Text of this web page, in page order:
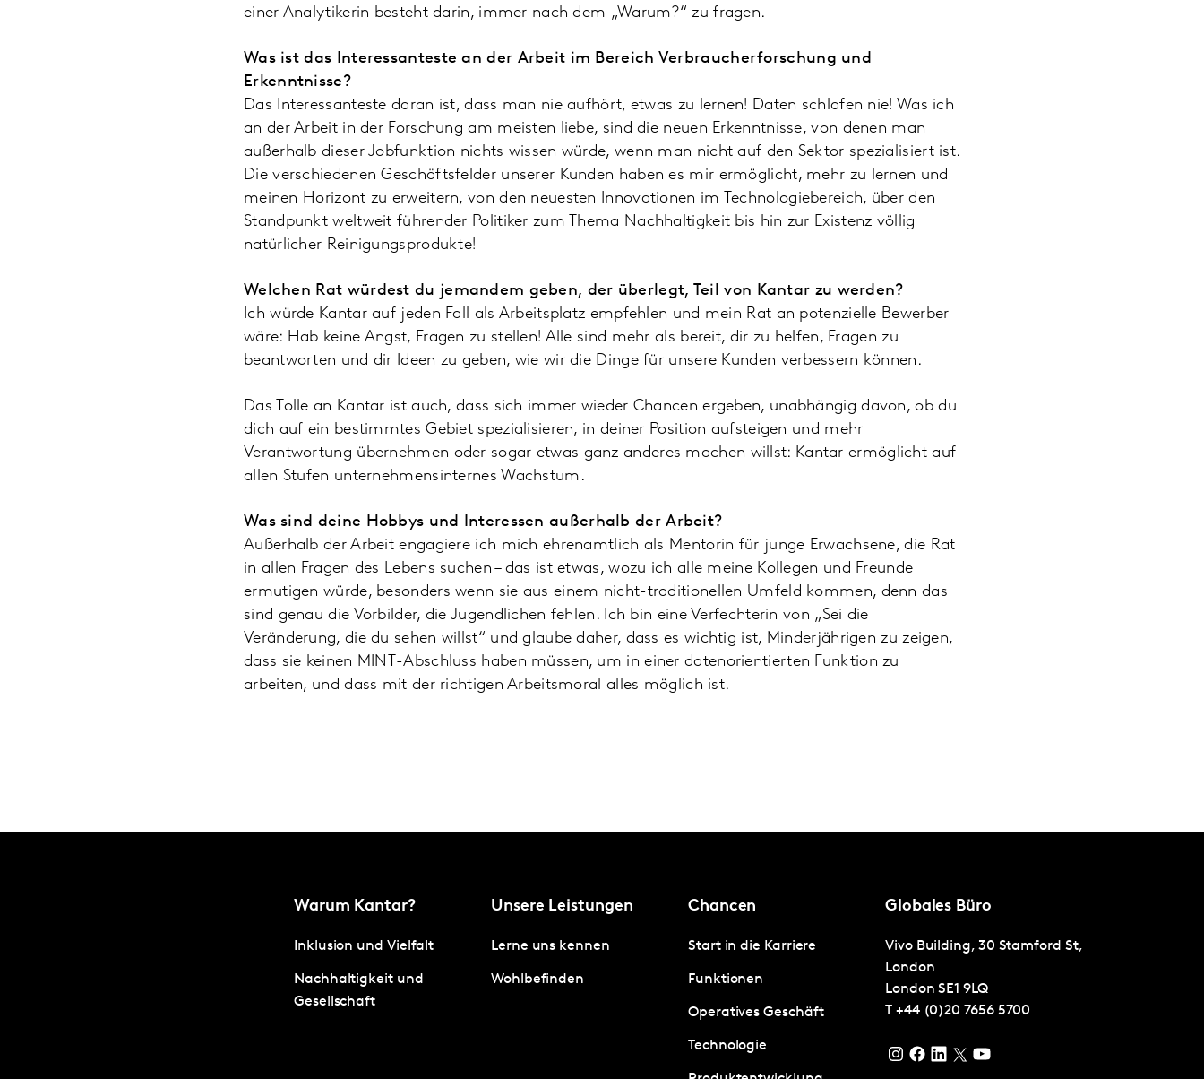
einer Analytikerin besteht darin, immer nach dem „Warum?“ zu fragen.
Was ist das Interessanteste an der Arbeit im Bereich Verbraucherforschung und
Erkenntnisse?
Das Interessanteste daran ist, dass man nie aufhört, etwas zu lernen! Daten schlafen nie! Was ich
an der Arbeit in der Forschung am meisten liebe, sind die neuen Erkenntnisse, von denen man
außerhalb dieser Jobfunktion nichts wissen würde, wenn man nicht auf den Sektor spezialisiert ist.
Die verschiedenen Geschäftsfelder unserer Kunden haben es mir ermöglicht, mehr zu lernen und
meinen Horizont zu erweitern, von den neuesten Innovationen im Technologiebereich, über den
Standpunkt weltweit führender Politiker zum Thema Nachhaltigkeit bis hin zur Existenz völlig
natürlicher Reinigungsprodukte!
Welchen Rat würdest du jemandem geben, der überlegt, Teil von Kantar zu werden?
Ich würde Kantar auf jeden Fall als Arbeitsplatz empfehlen und mein Rat an potenzielle Bewerber
wäre: Hab keine Angst, Fragen zu stellen! Alle sind mehr als bereit, dir zu helfen, Fragen zu
beantworten und dir Ideen zu geben, wie wir die Dinge für unsere Kunden verbessern können.
Das Tolle an Kantar ist auch, dass sich immer wieder Chancen ergeben, unabhängig davon, ob du
dich auf ein bestimmtes Gebiet spezialisieren, in deiner Position aufsteigen und mehr
Verantwortung übernehmen oder sogar etwas ganz anderes machen willst: Kantar ermöglicht auf
allen Stufen unternehmensinternes Wachstum.
Was sind deine Hobbys und Interessen außerhalb der Arbeit?
Außerhalb der Arbeit engagiere ich mich ehrenamtlich als Mentorin für junge Erwachsene, die Rat
in allen Fragen des Lebens suchen – das ist etwas, wozu ich alle meine Kollegen und Freunde
ermutigen würde, besonders wenn sie aus einem nicht-traditionellen Umfeld kommen, denn das
sind genau die Vorbilder, die Jugendlichen fehlen. Ich bin eine Verfechterin von „Sei die
Veränderung, die du sehen willst“ und glaube daher, dass es wichtig ist, Minderjährigen zu zeigen,
dass sie keinen MINT-Abschluss haben müssen, um in einer datenorientierten Funktion zu
arbeiten, und dass mit der richtigen Arbeitsmoral alles möglich ist.
Warum Kantar?
Inklusion und Vielfalt
Nachhaltigkeit und
Gesellschaft
Unsere Leistungen
Lerne uns kennen
Wohlbefinden
Chancen
Start in die Karriere
Funktionen
Operatives Geschäft
Technologie
Globales Büro
Vivo Building, 30 Stamford St,
London
London SE1 9LQ
T +44 (0)20 7656 5700